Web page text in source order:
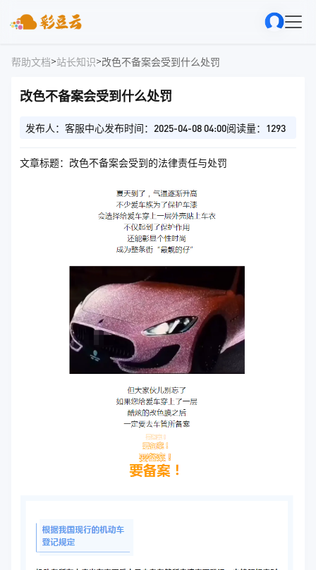
帮助文档>站长知识>改色不备案会受到什么处罚
改色不备案会受到什么处罚
发布人：客服中心发布时间：2025-04-08 04:00阅读量：1293
文章标题：改色不备案会受到的法律责任与处罚